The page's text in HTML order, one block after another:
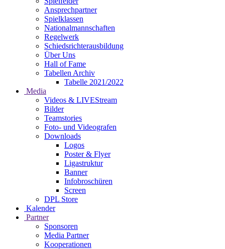
Ansprechpartner
Spielklassen
Nationalmannschaften
Regelwerk
Schiedsrichterausbildung
Über Uns
Hall of Fame
Tabellen Archiv
Tabelle 2021/2022
Media
Videos & LIVEStream
Bilder
Teamstories
Foto- und Videografen
Downloads
Logos
Poster & Flyer
Ligastruktur
Banner
Infobroschüren
Screen
DPL Store
Kalender
Partner
Sponsoren
Media Partner
Kooperationen